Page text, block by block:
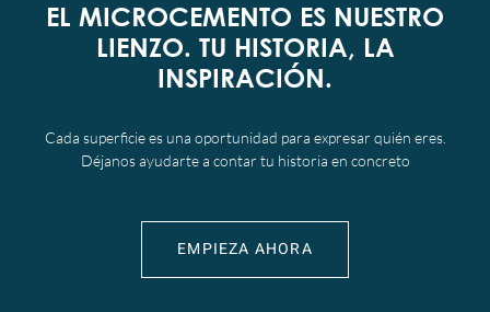
EL MICROCEMENTO ES NUESTRO
LIENZO. TU HISTORIA, LA
INSPIRACIÓN.
Cada superficie es una oportunidad para expresar quién eres.
Déjanos ayudarte a contar tu historia en concreto
EMPIEZA AHORA